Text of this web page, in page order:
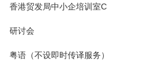
香港贸发局中小企培训室C
研讨会
粤语（不设即时传译服务）